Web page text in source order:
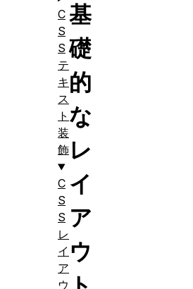
基
礎
的
な
レ
イ
ア
ウ
C
S
S
テ
キ
ス
ト
装
飾
C
S
S
レ
イ
ア
ウ